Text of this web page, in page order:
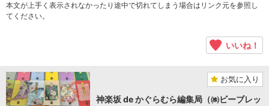
本文が上手く表示されなかったり途中で切れてしまう場合はリンク元を参照し
てください。
いいね！
お気に入り
神楽坂 de かぐらむら編集局（㈱ビーブレッ